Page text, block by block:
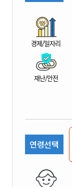
경제/일자리
재난/안전
연령선택